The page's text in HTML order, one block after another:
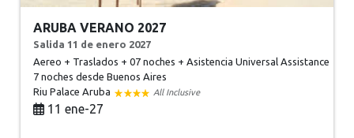
ARUBA VERANO 2027
Salida 11 de enero 2027
Aereo + Traslados + 07 noches + Asistencia Universal Assistance
7 nochesdesde Buenos Aires
Riu Palace Aruba
All Inclusive
11 ene-27